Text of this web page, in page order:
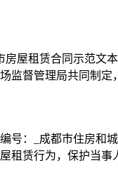
房屋租赁合同示范文
监督管理局共同制定
号：_成都市住房
赁行为，保护当事